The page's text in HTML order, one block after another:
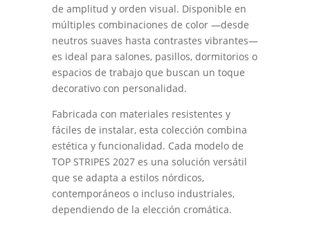
de amplitud y orden visual. Disponible en
múltiples combinaciones de color —desde
neutros suaves hasta contrastes vibrantes—
es ideal para salones, pasillos, dormitorios o
espacios de trabajo que buscan un toque
decorativo con personalidad.
Fabricada con materiales resistentes y
fáciles de instalar, esta colección combina
estética y funcionalidad. Cada modelo de
TOP STRIPES 2027 es una solución versátil
que se adapta a estilos nórdicos,
contemporáneos o incluso industriales,
dependiendo de la elección cromática.